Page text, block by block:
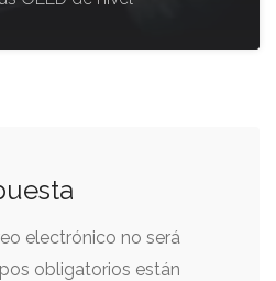
electrónico no será
obligatorios están